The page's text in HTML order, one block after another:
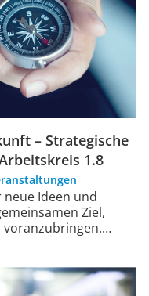
– Strategische
1.8
Ideen und
Ziel,
voranzubringen.…